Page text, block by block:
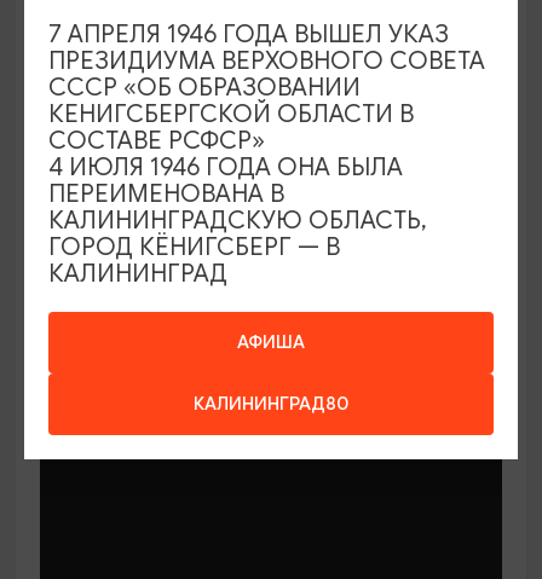
МАСТЕР-КЛАССЫ
Мастер-классы по керамике Елены
Бодяковой
Калининград, ул. Баранова, 45
АФИША
КАЛИНИНГРАД80
7 АПРЕЛЯ 1946 ГОДА ВЫШЕЛ УКАЗ
ПРЕЗИДИУМА ВЕРХОВНОГО СОВЕТА
СССР «ОБ ОБРАЗОВАНИИ
КЕНИГСБЕРГСКОЙ ОБЛАСТИ В
СОСТАВЕ РСФСР»
4 ИЮЛЯ 1946 ГОДА ОНА БЫЛА
ПЕРЕИМЕНОВАНА В
КАЛИНИНГРАДСКУЮ ОБЛАСТЬ,
ГОРОД КЁНИГСБЕРГ — В
КАЛИНИНГРАД